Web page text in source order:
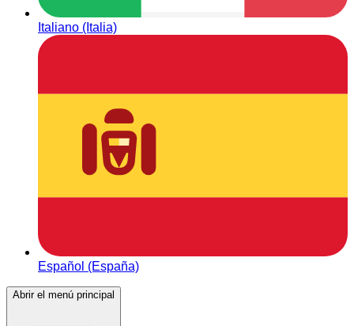
Italiano (Italia)
Español (España)
Abrir el menú principal